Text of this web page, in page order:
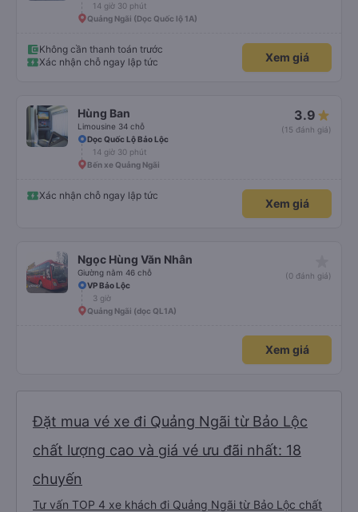
14 giờ 30 phút
Quảng Ngãi (Dọc Quốc lộ 1A)
Không cần thanh toán trước
Xác nhận chỗ ngay lập tức
Xem giá
Hùng Ban
Limousine 34 chỗ
3.9
(15 đánh giá)
Dọc Quốc Lộ Bảo Lộc
14 giờ 30 phút
Bến xe Quảng Ngãi
Xác nhận chỗ ngay lập tức
Xem giá
Ngọc Hùng Văn Nhân
Giường nằm 46 chỗ
(0 đánh giá)
VP Bảo Lộc
3 giờ
Quảng Ngãi (dọc QL1A)
Xem giá
Đặt mua vé xe đi Quảng Ngãi từ Bảo Lộc
chất lượng cao và giá vé ưu đãi nhất: 18
chuyến
Tư vấn TOP 4 xe khách đi Quảng Ngãi từ Bảo Lộc chất